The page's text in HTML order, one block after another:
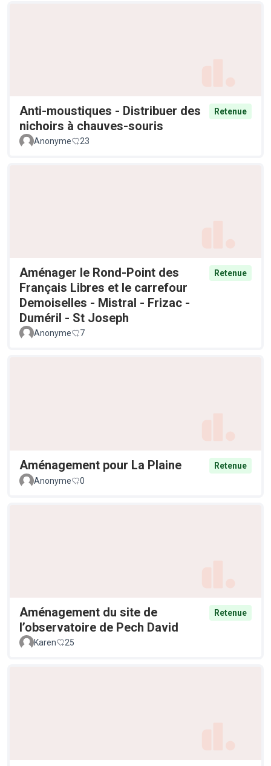
Anti-moustiques - Distribuer des
nichoirs à chauves-souris
Retenue
Anonyme 23
Aménager le Rond-Point des
Français Libres et le carrefour
Demoiselles - Mistral - Frizac -
Duméril - St Joseph
Retenue
Anonyme 7
Aménagement pour La Plaine
Retenue
Anonyme
0
Aménagement du site de
l’observatoire de Pech David
Retenue
Karen 25